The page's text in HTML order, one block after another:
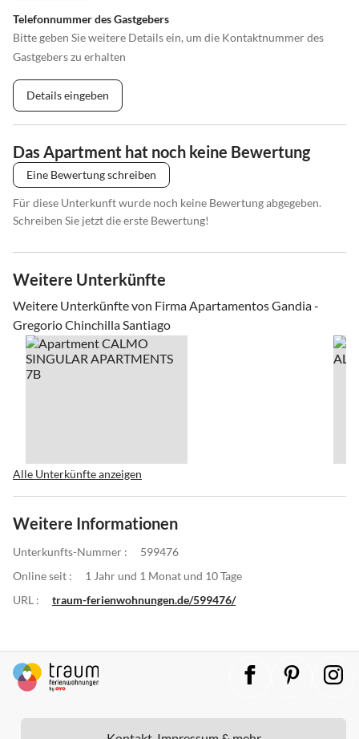
Telefonnummer des Gastgebers
Bitte geben Sie weitere Details ein, um die Kontaktnummer des
Gastgebers zu erhalten
Details eingeben
Das Apartment hat noch keine Bewertung
Eine Bewertung schreiben
Für diese Unterkunft wurde noch keine Bewertung abgegeben.
Schreiben Sie jetzt die erste Bewertung!
Weitere Unterkünfte
Weitere Unterkünfte von Firma Apartamentos Gandia -
Gregorio Chinchilla Santiago
Alle Unterkünfte anzeigen
Weitere Informationen
Unterkunfts-Nummer :
599476
Online seit :
1 Jahr und 1 Monat und 10 Tage
URL :
traum-ferienwohnungen.de/599476/